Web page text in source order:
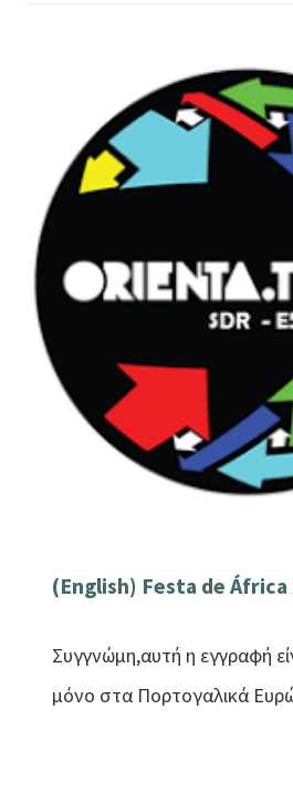
(English) Festa de África
Συγγνώμη,αυτή η εγγραφή
μόνο στα Πορτογαλικά